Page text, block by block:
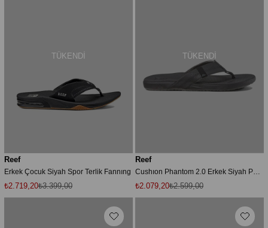
TÜKENDI
Reef
Erkek Çocuk Siyah Spor Terlik Fannıng
₺2.719,20₺3.399,00
TÜKENDI
Reef
Cushıon Phantom 2.0 Erkek Siyah Parmak Arası Terlik Cj4346-001
₺2.079,20₺2.599,00